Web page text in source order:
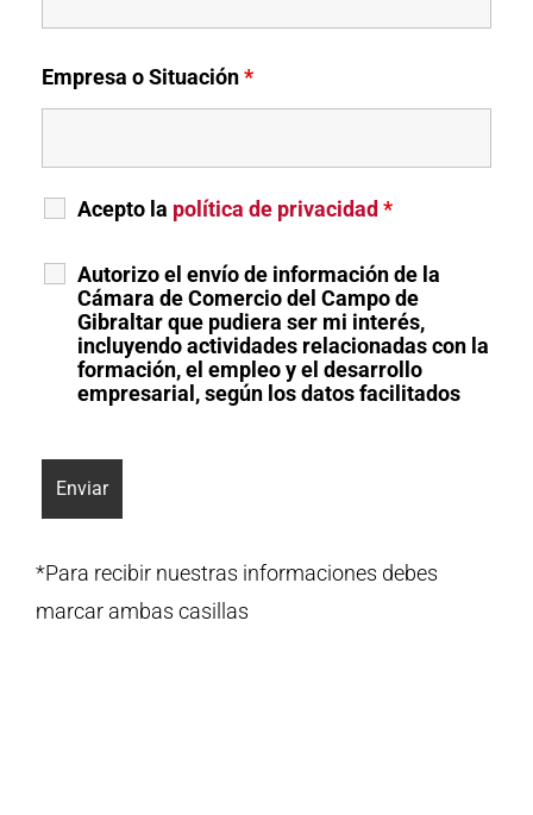
Empresa o Situación*
Acepto la política de privacidad*
Autorizo el envío de información de la
Cámara de Comercio del Campo de
Gibraltar que pudiera ser mi interés,
incluyendo actividades relacionadas con la
formación, el empleo y el desarrollo
empresarial, según los datos facilitados
*Para recibir nuestras informaciones debes
marcar ambas casillas